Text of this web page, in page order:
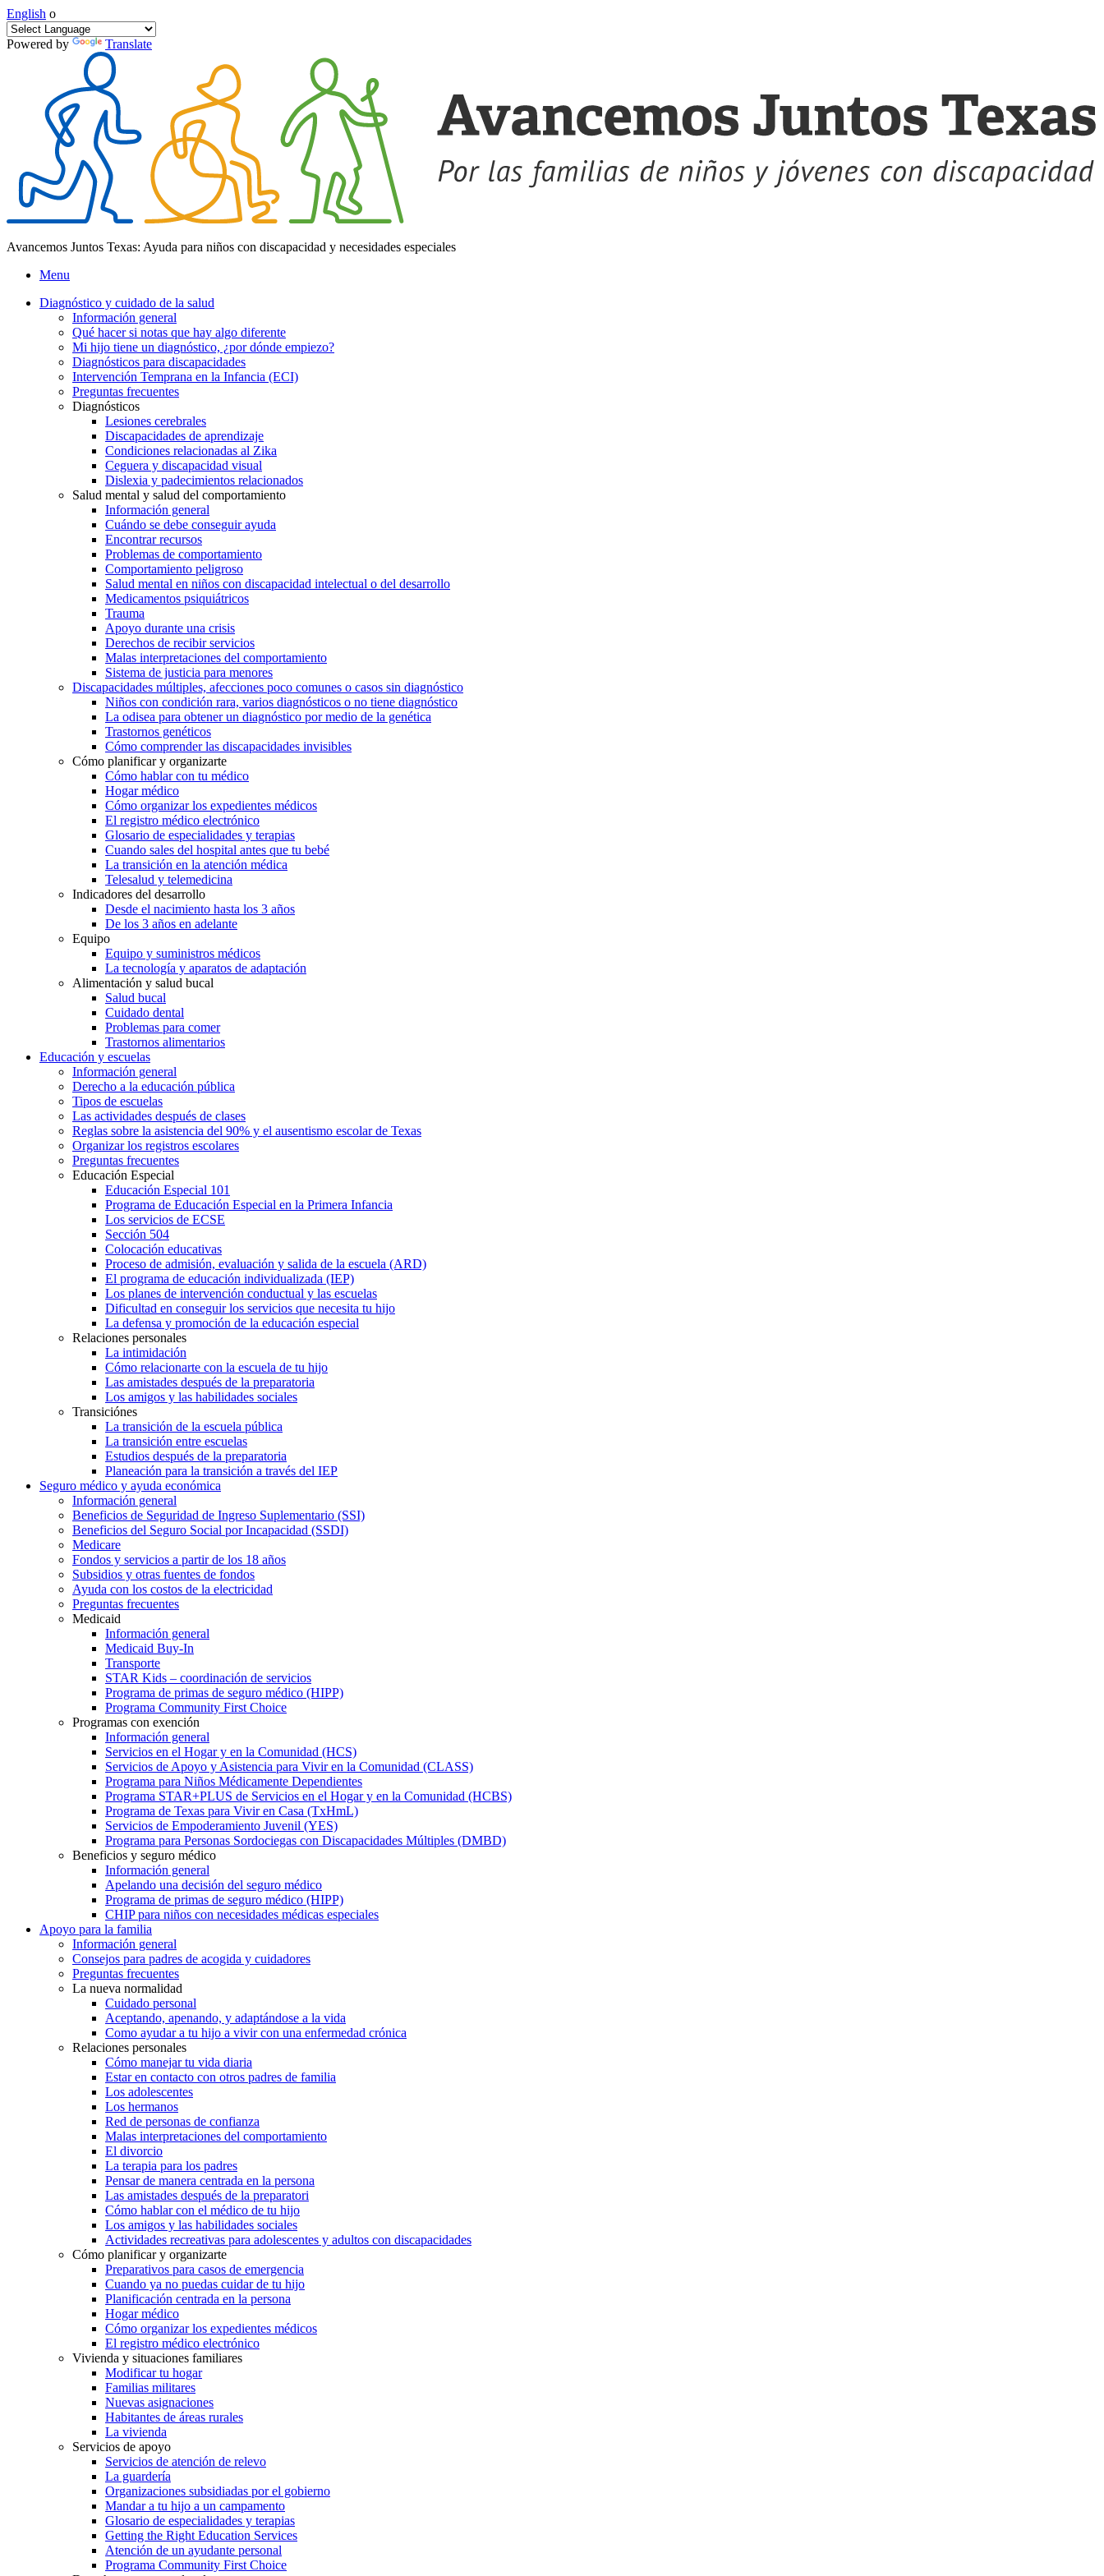
English o
Powered by Translate
Avancemos Juntos Texas: Ayuda para niños con discapacidad y necesidades especiales
Menu
Diagnóstico y cuidado de la salud
Información general
Qué hacer si notas que hay algo diferente
Mi hijo tiene un diagnóstico, ¿por dónde empiezo?
Diagnósticos para discapacidades
Intervención Temprana en la Infancia (ECI)
Preguntas frecuentes
Diagnósticos
Lesiones cerebrales
Discapacidades de aprendizaje
Condiciones relacionadas al Zika
Ceguera y discapacidad visual
Dislexia y padecimientos relacionados
Salud mental y salud del comportamiento
Información general
Cuándo se debe conseguir ayuda
Encontrar recursos
Problemas de comportamiento
Comportamiento peligroso
Salud mental en niños con discapacidad intelectual o del desarrollo
Medicamentos psiquiátricos
Trauma
Apoyo durante una crisis
Derechos de recibir servicios
Malas interpretaciones del comportamiento
Sistema de justicia para menores
Discapacidades múltiples, afecciones poco comunes o casos sin diagnóstico
Niños con condición rara, varios diagnósticos o no tiene diagnóstico
La odisea para obtener un diagnóstico por medio de la genética
Trastornos genéticos
Cómo comprender las discapacidades invisibles
Cómo planificar y organizarte
Cómo hablar con tu médico
Hogar médico
Cómo organizar los expedientes médicos
El registro médico electrónico
Glosario de especialidades y terapias
Cuando sales del hospital antes que tu bebé
La transición en la atención médica
Telesalud y telemedicina
Indicadores del desarrollo
Desde el nacimiento hasta los 3 años
De los 3 años en adelante
Equipo
Equipo y suministros médicos
La tecnología y aparatos de adaptación
Alimentación y salud bucal
Salud bucal
Cuidado dental
Problemas para comer
Trastornos alimentarios
Educación y escuelas
Información general
Derecho a la educación pública
Tipos de escuelas
Las actividades después de clases
Reglas sobre la asistencia del 90% y el ausentismo escolar de Texas
Organizar los registros escolares
Preguntas frecuentes
Educación Especial
Educación Especial 101
Programa de Educación Especial en la Primera Infancia
Los servicios de ECSE
Sección 504
Colocación educativas
Proceso de admisión, evaluación y salida de la escuela (ARD)
El programa de educación individualizada (IEP)
Los planes de intervención conductual y las escuelas
Dificultad en conseguir los servicios que necesita tu hijo
La defensa y promoción de la educación especial
Relaciones personales
La intimidación
Cómo relacionarte con la escuela de tu hijo
Las amistades después de la preparatoria
Los amigos y las habilidades sociales
Transiciónes
La transición de la escuela pública
La transición entre escuelas
Estudios después de la preparatoria
Planeación para la transición a través del IEP
Seguro médico y ayuda económica
Información general
Beneficios de Seguridad de Ingreso Suplementario (SSI)
Beneficios del Seguro Social por Incapacidad (SSDI)
Medicare
Fondos y servicios a partir de los 18 años
Subsidios y otras fuentes de fondos
Ayuda con los costos de la electricidad
Preguntas frecuentes
Medicaid
Información general
Medicaid Buy-In
Transporte
STAR Kids – coordinación de servicios
Programa de primas de seguro médico (HIPP)
Programa Community First Choice
Programas con exención
Información general
Servicios en el Hogar y en la Comunidad (HCS)
Servicios de Apoyo y Asistencia para Vivir en la Comunidad (CLASS)
Programa para Niños Médicamente Dependientes
Programa STAR+PLUS de Servicios en el Hogar y en la Comunidad (HCBS)
Programa de Texas para Vivir en Casa (TxHmL)
Servicios de Empoderamiento Juvenil (YES)
Programa para Personas Sordociegas con Discapacidades Múltiples (DMBD)
Beneficios y seguro médico
Información general
Apelando una decisión del seguro médico
Programa de primas de seguro médico (HIPP)
CHIP para niños con necesidades médicas especiales
Apoyo para la familia
Información general
Consejos para padres de acogida y cuidadores
Preguntas frecuentes
La nueva normalidad
Cuidado personal
Aceptando, apenando, y adaptándose a la vida
Como ayudar a tu hijo a vivir con una enfermedad crónica
Relaciones personales
Cómo manejar tu vida diaria
Estar en contacto con otros padres de familia
Los adolescentes
Los hermanos
Red de personas de confianza
Malas interpretaciones del comportamiento
El divorcio
La terapia para los padres
Pensar de manera centrada en la persona
Las amistades después de la preparatori
Cómo hablar con el médico de tu hijo
Los amigos y las habilidades sociales
Actividades recreativas para adolescentes y adultos con discapacidades
Cómo planificar y organizarte
Preparativos para casos de emergencia
Cuando ya no puedas cuidar de tu hijo
Planificación centrada en la persona
Hogar médico
Cómo organizar los expedientes médicos
El registro médico electrónico
Vivienda y situaciones familiares
Modificar tu hogar
Familias militares
Nuevas asignaciones
Habitantes de áreas rurales
La vivienda
Servicios de apoyo
Servicios de atención de relevo
La guardería
Organizaciones subsidiadas por el gobierno
Mandar a tu hijo a un campamento
Glosario de especialidades y terapias
Getting the Right Education Services
Atención de un ayudante personal
Programa Community First Choice